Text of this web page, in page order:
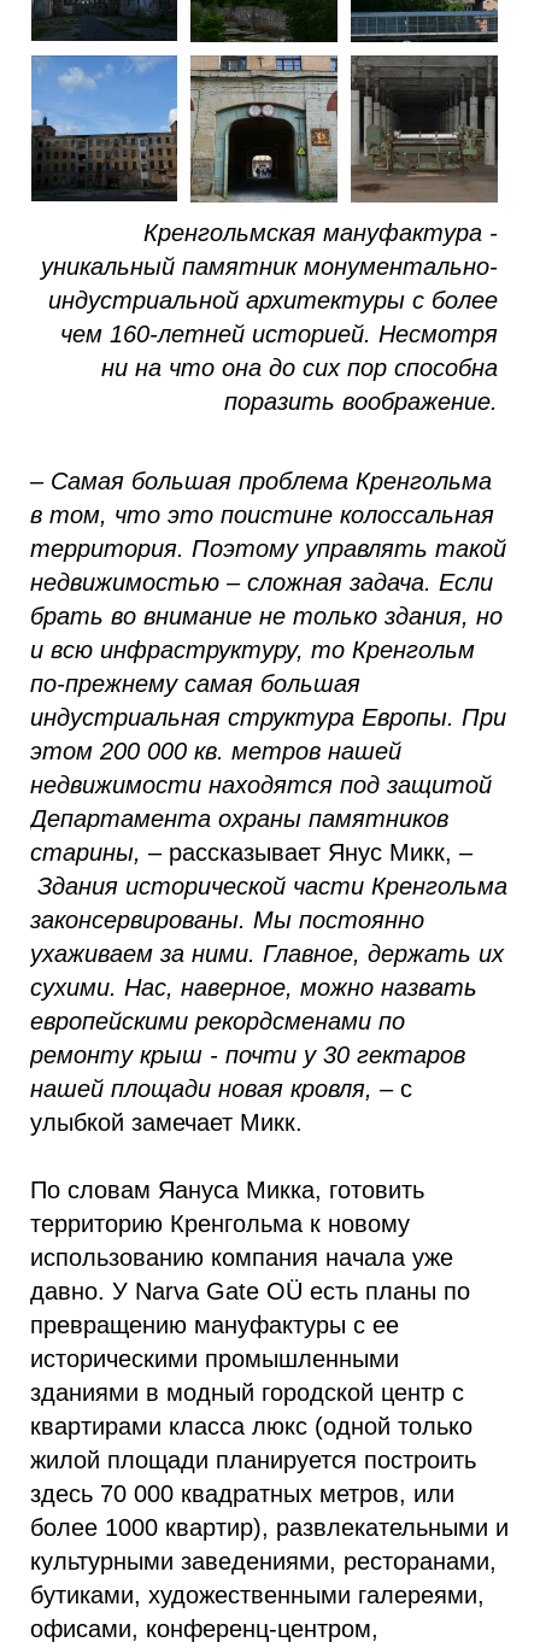
Кренгольмская мануфактура -
уникальный памятник монументально-
индустриальной архитектуры с более
чем 160-летней историей. Несмотря
ни на что она до сих пор способна
поразить воображение.
– Самая большая проблема Кренгольма
в том, что это поистине колоссальная
территория. Поэтому управлять такой
недвижимостью –сложная задача. Если
брать во внимание не только здания, но
и всю инфраструктуру, то Кренгольм
по-прежнему самая большая
индустриальная структура Европы. При
этом 200 000 кв. метров нашей
недвижимости находятся под защитой
Департамента охраны памятников
старины, – рассказывает Янус Микк, –
Здания исторической части Кренгольма
законсервированы. Мы постоянно
ухаживаем за ними. Главное, держать их
сухими. Нас, наверное, можно назвать
европейскими рекордсменами по
ремонту крыш - почти у 30 гектаров
нашей площади новая кровля, – с
улыбкой замечает Микк.
По словам Яануса Микка, готовить
территорию Кренгольма к новому
использованию компания начала уже
давно. У Narva Gate OÜ есть планы по
превращению мануфактуры с ее
историческими промышленными
зданиями в модный городской центр с
квартирами класса люкс (одной только
жилой площади планируется построить
здесь 70 000 квадратных метров, или
более 1000 квартир), развлекательными и
культурными заведениями, ресторанами,
бутиками, художественными галереями,
офисами, конференц-центром,